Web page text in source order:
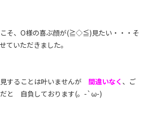
こそ、O様の喜ぶ顔が(≧◇≦)見たい・・・そ
ていただきました。
することは叶いませんが 間違いなく 、ご
だと 自負しております(。-`ω-)